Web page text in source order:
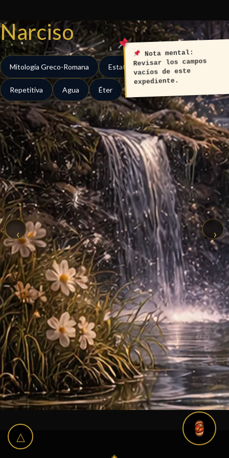
contenido
‹ ›
Narciso
Mitología Greco-Romana Estatica Reflexiva
Repetitiva Agua Éter
Nota mental:
Revisar los campos
vacíos de este
expediente.
△